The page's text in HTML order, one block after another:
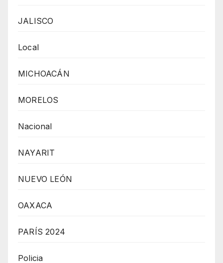
JALISCO
Local
MICHOACÁN
MORELOS
Nacional
NAYARIT
NUEVO LEÓN
OAXACA
PARÍS 2024
Policia